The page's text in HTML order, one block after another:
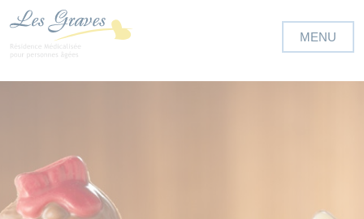
Panneau de gestion des cookies